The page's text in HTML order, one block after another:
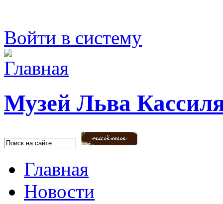
Войти в систему
Музей Льва
Главная
Новости